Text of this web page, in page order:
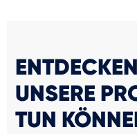
UNSERE
TUN